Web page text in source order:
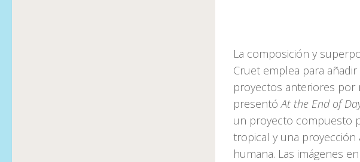
La composición y
Cruet emplea para
proyectos anteriores por
presentó At the End of
un proyecto compuesto
tropical y una
humana. Las imágenes